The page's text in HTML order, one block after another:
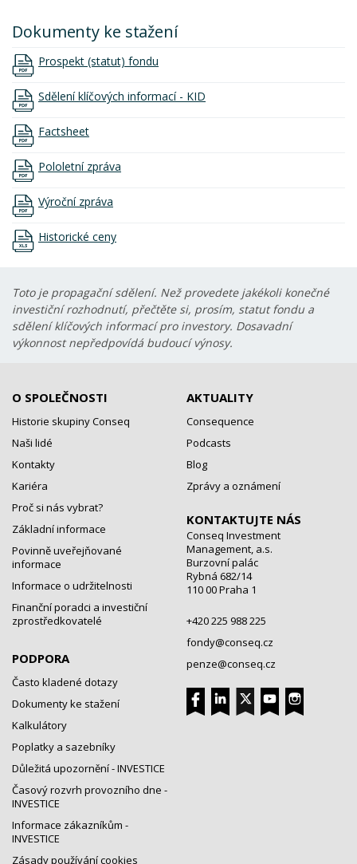
Dokumenty ke stažení
Prospekt (statut) fondu
Sdělení klíčových informací - KID
Factsheet
Pololetní zpráva
Výroční zpráva
Historické ceny
Toto je propagační sdělení. Než provedete jakékoli konečné
investiční rozhodnutí, přečtěte si, prosím, statut fondu a
sdělení klíčových informací pro investory. Dosavadní
výkonnost nepředpovídá budoucí výnosy.
O SPOLEČNOSTI
Historie skupiny Conseq
Naši lidé
Kontakty
Kariéra
Proč si nás vybrat?
Základní informace
Povinně uveřejňované
informace
Informace o udržitelnosti
Finanční poradci a investiční
zprostředkovatelé
PODPORA
Často kladené dotazy
Dokumenty ke stažení
Kalkulátory
Poplatky a sazebníky
Důležitá upozornění - INVESTICE
Časový rozvrh provozního dne -
INVESTICE
Informace zákazníkům -
INVESTICE
Zásady používání cookies
AKTUALITY
Consequence
Podcasts
Blog
Zprávy a oznámení
KONTAKTUJTE NÁS
Conseq Investment
Management, a.s.
Burzovní palác
Rybná 682/14
110 00 Praha 1
+420 225 988 225
fondy@conseq.cz
penze@conseq.cz